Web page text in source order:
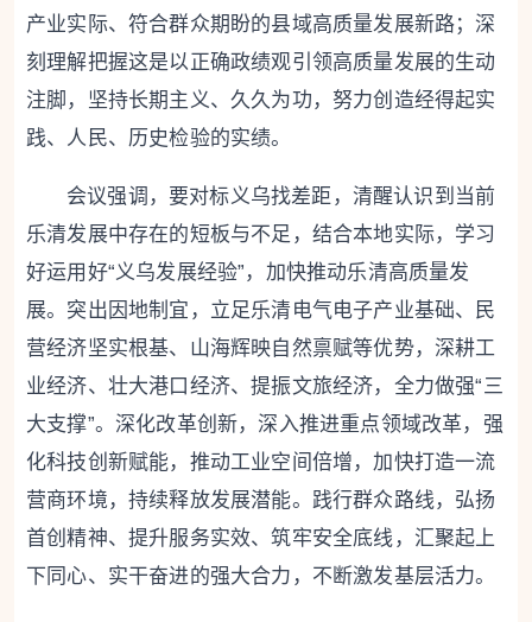
产业实际、符合群众期盼的县域高质量发展新路；深
刻理解把握这是以正确政绩观引领高质量发展的生动
注脚，坚持长期主义、久久为功，努力创造经得起实
践、人民、历史检验的实绩。
会议强调， 要对标义乌找差距，清醒认识到当前
乐清发展中存在的短板与不足，结合本地实际， 学习
好运用好“义乌发展经验”，加快推动乐清高质量发
展。 突出因地制宜 ，立足乐清电气电子产业基础、民
营经济坚实根基、山海辉映自然禀赋等优势，深耕工
业经济、壮大港口经济、提振文旅经济，全力做强“三
大支撑”。 深化改革创新，深入推进重点领域改革，强
化科技创新赋能，推动工业空间倍增，加快打造一流
营商环境，持续释放发展潜能。 践行群众路线，弘扬
首创精神、提升服务实效、筑牢安全底线，汇聚起上
下同心、实干奋进的强大合力，不断激发基层活力。